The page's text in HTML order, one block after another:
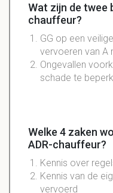
Wat zijn de twee
chauffeur?
GG op een
vervoeren van A
Ongevallen
schade te
Welke 4 zaken
ADR-chauffeur?
Kennis over
Kennis van de
vervoerd